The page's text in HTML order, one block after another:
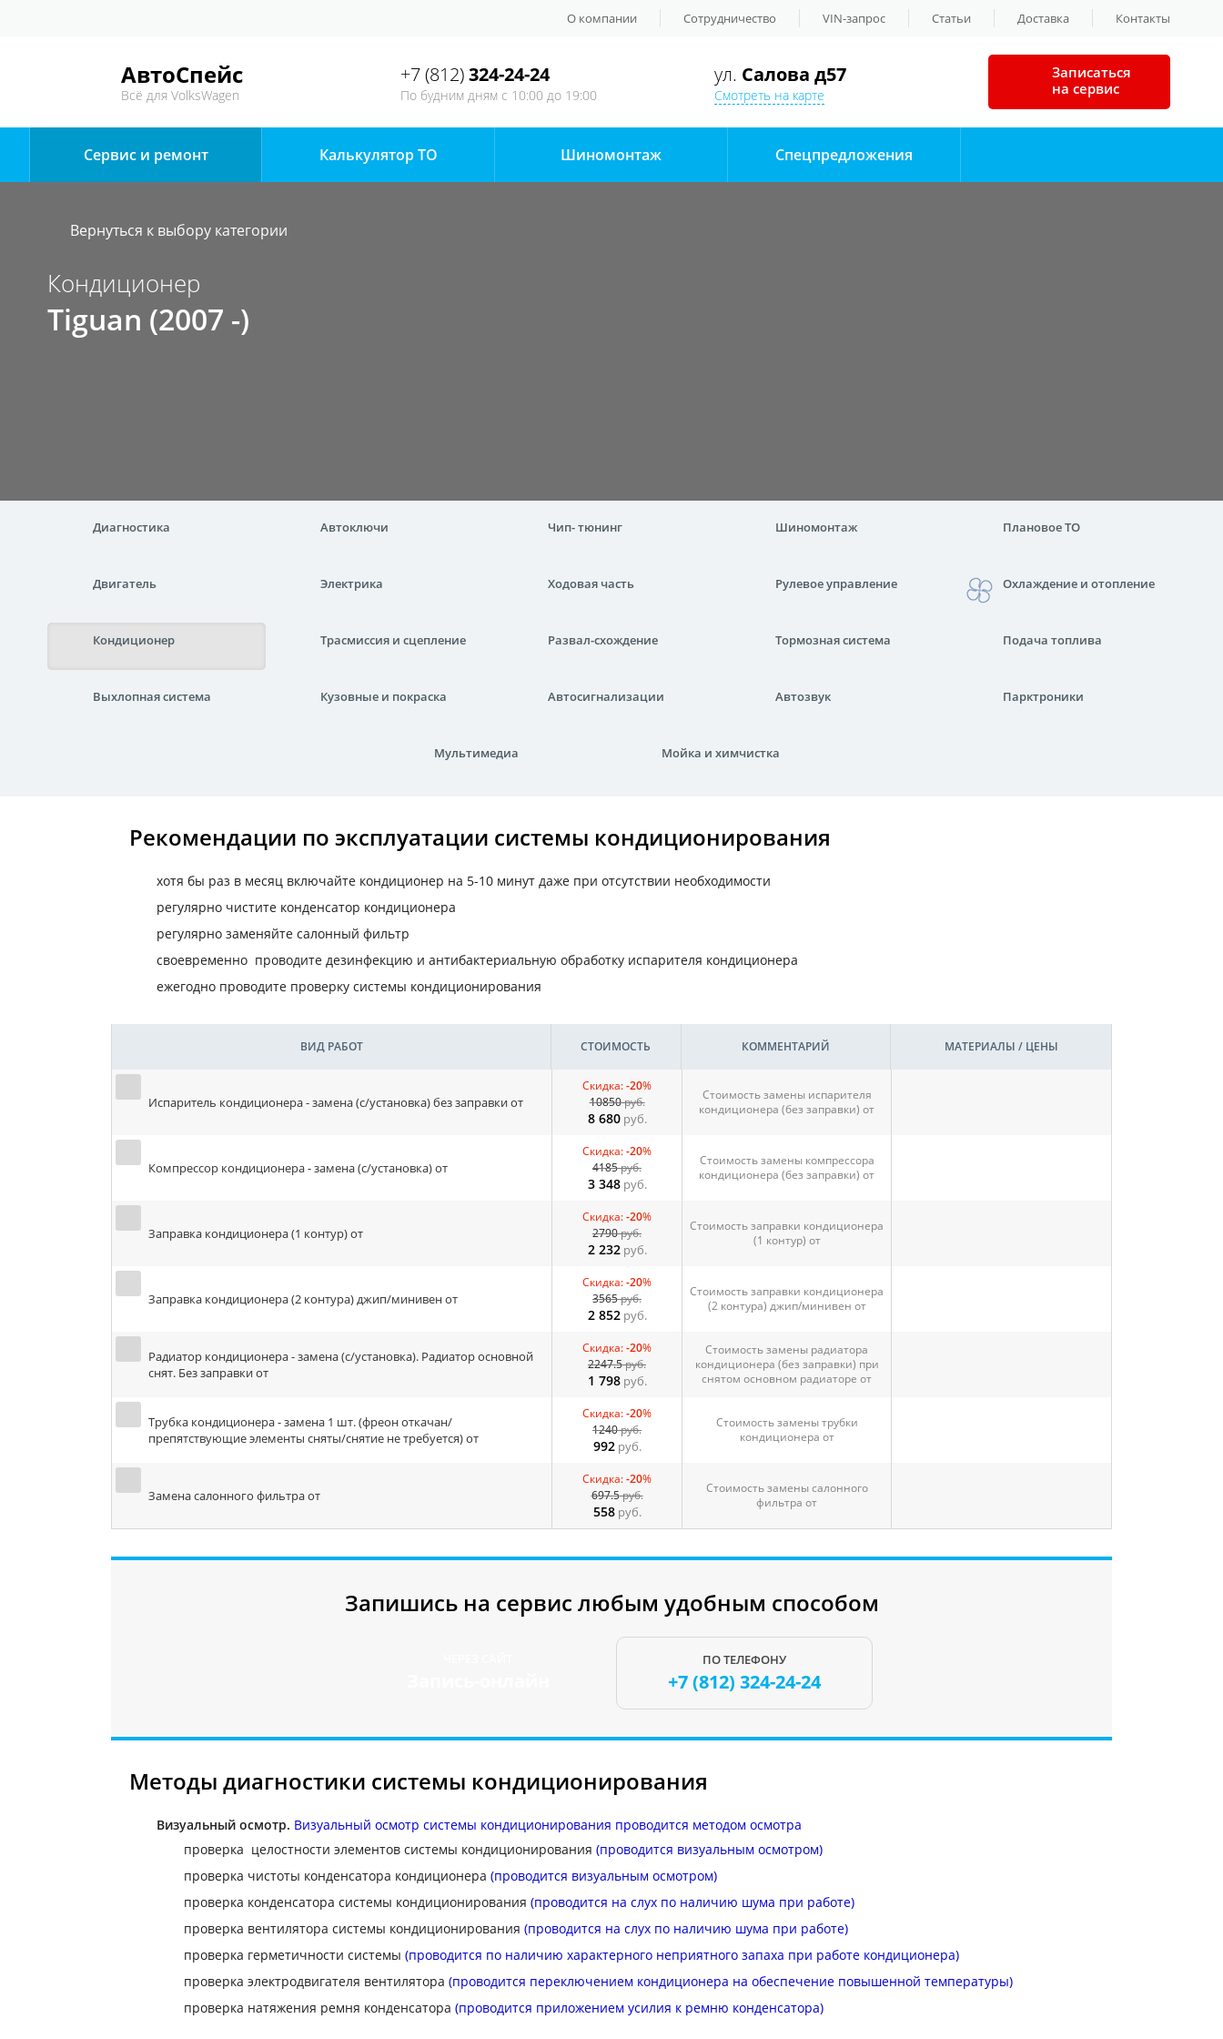
О компании Сотрудничество VIN-запрос Статьи Доставка Контакты
АвтоСпейс
Всё для VolksWagen
+7 (812)324-24-24
По будним днямс 10:00 до 19:00
ул. Салова д57
Смотреть на карте
Записаться
на сервис
Сервис и ремонт Калькулятор ТО Шиномонтаж Спецпредложения
Вернуться к выбору категории
Кондиционер
Tiguan (2007 -)
Диагностика Автоключи Чип- тюнинг Шиномонтаж Плановое ТО
Двигатель Электрика Ходовая часть Рулевое управление Охлаждение и отопление
Кондиционер Трасмиссия и сцепление Развал-схождение Тормозная система Подача топлива
Выхлопная система Кузовные и покраска Автосигнализации Автозвук Парктроники
Мультимедиа Мойка и химчистка
Рекомендации по эксплуатации системы кондиционирования
хотя бы раз в месяц включайте кондиционер на 5-10 минут даже при отсутствии необходимости
регулярно чистите конденсатор кондиционера
регулярно заменяйте салонный фильтр
своевременно проводите дезинфекцию и антибактериальную обработку испарителя кондиционера
ежегодно проводите проверку системы кондиционирования
ВИД РАБОТ СТОИМОСТЬ КОММЕНТАРИЙ МАТЕРИАЛЫ / ЦЕНЫ
Испаритель кондиционера - замена (с/установка) без заправки от
Скидка:-20%
10850руб.
8 680руб.
Стоимость замены испарителя
кондиционера (без заправки) от
Компрессор кондиционера - замена (с/установка) от
Скидка:-20%
4185руб.
3 348руб.
Стоимость замены компрессора
кондиционера (без заправки) от
Заправка кондиционера (1 контур) от
Скидка:-20%
2790руб.
2 232руб.
Стоимость заправки кондиционера
(1 контур) от
Заправка кондиционера (2 контура) джип/минивен от
Скидка:-20%
3565руб.
2 852руб.
Стоимость заправки кондиционера
(2 контура) джип/минивен от
Радиатор кондиционера - замена (с/установка). Радиатор основной
снят. Без заправки от
Скидка:-20%
2247.5руб.
1 798руб.
Стоимость замены радиатора
кондиционера (без заправки) при
снятом основном радиаторе от
Трубка кондиционера - замена 1 шт. (фреон откачан/
препятствующие элементы сняты/снятие не требуется) от
Скидка:-20%
1240руб.
992руб.
Стоимость замены трубки
кондиционера от
Замена салонного фильтра от
Скидка:-20%
697.5руб.
558руб.
Стоимость замены салонного
фильтра от
Запишись на сервис любым удобным способом
ПО ТЕЛЕФОНУ
+7 (812) 324-24-24
Методы диагностики системы кондиционирования
Визуальный осмотр. Визуальный осмотр системы кондиционирования проводится методом осмотра
проверка целостности элементов системы кондиционирования (проводится визуальным осмотром)
проверка чистоты конденсатора кондиционера (проводится визуальным осмотром)
проверка конденсатора системы кондиционирования (проводится на слух по наличию шума при работе)
проверка вентилятора системы кондиционирования (проводится на слух по наличию шума при работе)
проверка герметичности системы (проводится по наличию характерного неприятного запаха при работе кондиционера)
проверка электродвигателя вентилятора (проводится переключением кондиционера на обеспечение повышенной температуры)
проверка натяжения ремня конденсатора (проводится приложением усилия к ремню конденсатора)